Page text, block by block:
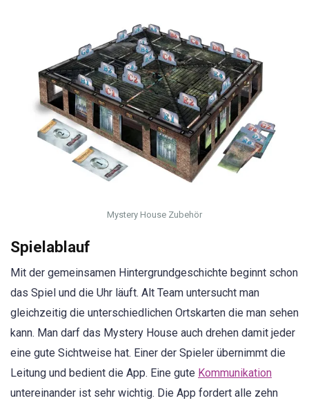
Mystery House Zubehör
Spielablauf
Mit der gemeinsamen Hintergrundgeschichte beginnt schon
das Spiel und die Uhr läuft. Alt Team untersucht man
gleichzeitig die unterschiedlichen Ortskarten die man sehen
kann. Man darf das Mystery House auch drehen damit jeder
eine gute Sichtweise hat. Einer der Spieler übernimmt die
Leitung und bedient die App. Eine gute Kommunikation
untereinander ist sehr wichtig. Die App fordert alle zehn